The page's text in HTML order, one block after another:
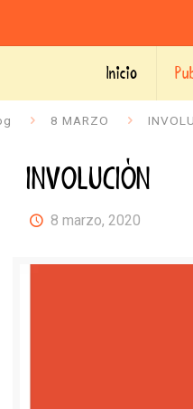
Inicio
8 MARZO
INVOLUCIÓN
8 marzo, 2020